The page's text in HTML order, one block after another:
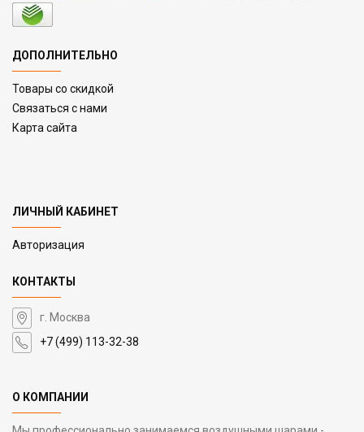
ДОПОЛНИТЕЛЬНО
Товары со скидкой
Связаться с нами
Карта сайта
ЛИЧНЫЙ КАБИНЕТ
Авторизация
КОНТАКТЫ
г. Москва
+7 (499) 113-32-38
О КОМПАНИИ